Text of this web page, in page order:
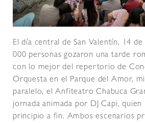
El día central de San Valentín, 14
000 personas gozaron una tarde
con lo mejor del repertorio de
Orquesta en el Parque del Amor,
paralelo, el Anfiteatro Chabuca
jornada animada por DJ Capi, quien
principio a fin. Ambos escenarios